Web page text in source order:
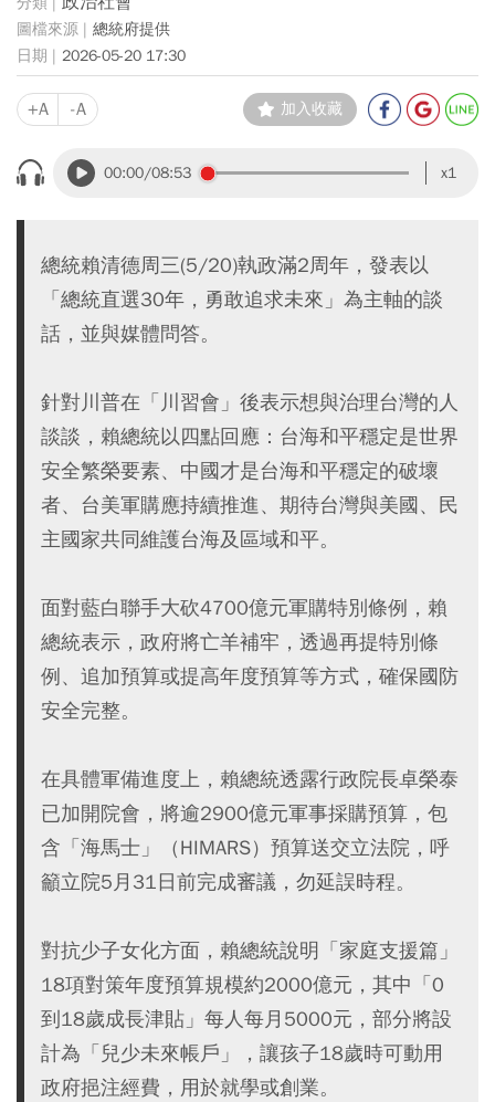
總統府提供
2026-05-20 17:30
+A -A 加入收藏
00:00/08:53 x1
總統賴清德周三(5/20)執政滿2周年，發表以
「總統直選30年，勇敢追求未來」為主軸的談
話，並與媒體問答。
針對川普在「川習會」後表示想與治理台灣的人
談談，賴總統以四點回應：台海和平穩定是世界
安全繁榮要素、中國才是台海和平穩定的破壞
者、台美軍購應持續推進、期待台灣與美國、民
主國家共同維護台海及區域和平。
面對藍白聯手大砍4700億元軍購特別條例，賴
總統表示，政府將亡羊補牢，透過再提特別條
例、追加預算或提高年度預算等方式，確保國防
安全完整。
在具體軍備進度上，賴總統透露行政院長卓榮泰
已加開院會，將逾2900億元軍事採購預算，包
含「海馬士」（HIMARS）預算送交立法院，呼
籲立院5月31日前完成審議，勿延誤時程。
對抗少子女化方面，賴總統說明「家庭支援篇」
18項對策年度預算規模約2000億元，其中「0
到18歲成長津貼」每人每月5000元，部分將設
計為「兒少未來帳戶」，讓孩子18歲時可動用
政府挹注經費，用於就學或創業。